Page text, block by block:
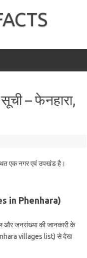
– फेनहारा,
एक नगर एवं उपखंड है।
in Phenhara)
और जनसंख्या की जानकारी के
villages list) से देख